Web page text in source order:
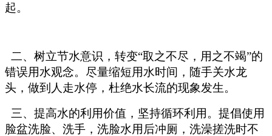
起。
二、树立节水意识，转变“取之不尽，用之不竭”的
错误用水观念。尽量缩短用水时间，随手关水龙
头，做到人走水停，杜绝水长流的现象发生。
三、提高水的利用价值，坚持循环利用。提倡使用
脸盆洗脸、洗手，洗脸水用后冲厕，洗澡搓洗时不